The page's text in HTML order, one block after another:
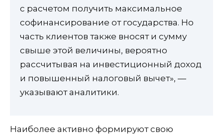
с расчетом получить максимальное
софинансирование от государства. Но
часть клиентов также вносят и сумму
свыше этой величины, вероятно
рассчитывая на инвестиционный доход
и повышенный налоговый вычет», —
указывают аналитики.
Наиболее активно формируют свою